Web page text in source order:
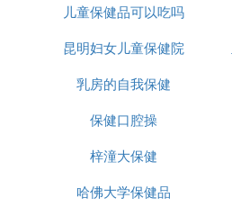
儿童保健品可以吃吗
昆明妇女儿童保健院
乳房的自我保健
保健口腔操
梓潼大保健
哈佛大学保健品